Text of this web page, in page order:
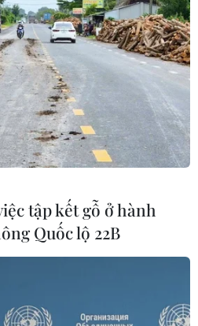
giam 2 đối tượng lợi
chủ
viết, video và livestream
xúc phạm uy tín cơ quan,
tập kết gỗ ở hành
Quốc lộ 22B